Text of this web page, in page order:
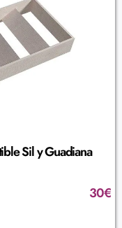
Sil y Guadiana
30€